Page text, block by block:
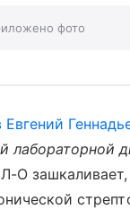
фото
Евгений
лабораторной
О зашкаливает,